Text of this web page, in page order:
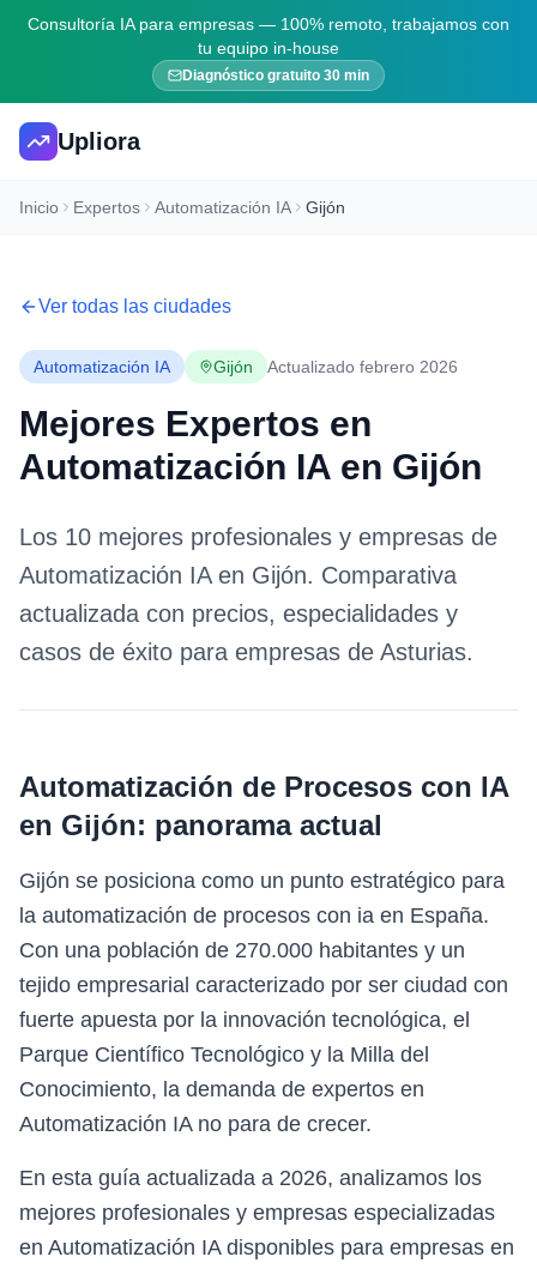
Consultoría IA para empresas — 100% remoto, trabajamos con
tu equipo in-house
Diagnóstico gratuito 30 min
Upliora
Inicio Expertos Automatización IA Gijón
Ver todas las ciudades
Automatización IA Gijón Actualizado febrero 2026
Mejores Expertos en
Automatización IA en Gijón
Los 10 mejores profesionales y empresas de
Automatización IAen Gijón. Comparativa
actualizada con precios, especialidades y
casos de éxito para empresas de Asturias.
Automatización de Procesos con IA
en Gijón: panorama actual
Gijón se posiciona como un punto estratégico para
la automatización de procesos con ia en España.
Con una población de 270.000 habitantes y un
tejido empresarial caracterizado por ser ciudad con
fuerte apuesta por la innovación tecnológica, el
Parque Científico Tecnológico y la Milla del
Conocimiento, la demanda de expertos en
Automatización IA no para de crecer.
En esta guía actualizada a 2026, analizamos los
mejores profesionales y empresas especializadas
en Automatización IA disponibles para empresas en